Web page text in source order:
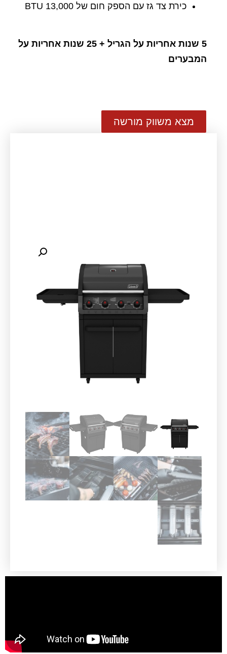
כירת צד גז עם הספק חום של 13,000 BTU
5
שנות אחריות על הגריל + 25 שנות אחריות על
המבערים
מצא משווק מורשה